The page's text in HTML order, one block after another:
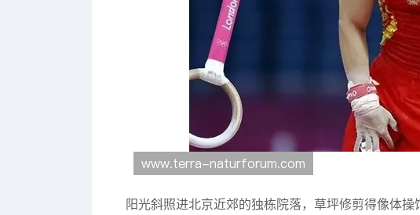
阳光斜照进北京近郊的独栋院落，草坪修剪得像体